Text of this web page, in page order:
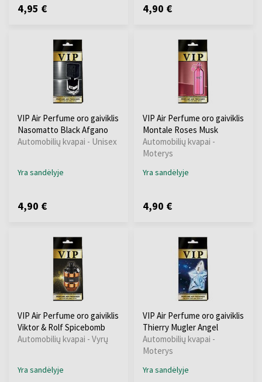
4,95 € 4,90 €
VIP Air Perfume oro gaiviklis
Nasomatto Black Afgano
Automobilių kvapai - Unisex
Yra sandėlyje
4,90 €
VIP Air Perfume oro gaiviklis
Montale Roses Musk
Automobilių kvapai -
Moterys
Yra sandėlyje
4,90 €
VIP Air Perfume oro gaiviklis
Viktor & Rolf Spicebomb
Automobilių kvapai - Vyrų
Yra sandėlyje
VIP Air Perfume oro gaiviklis
Thierry Mugler Angel
Automobilių kvapai -
Moterys
Yra sandėlyje